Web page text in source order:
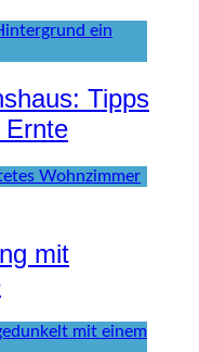
Tipps
Ernte
mit